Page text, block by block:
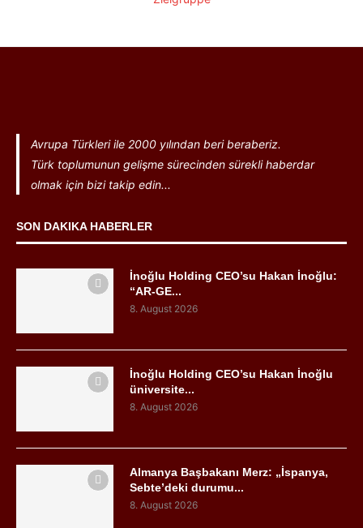
Avrupa Türkleri ile 2000 yılından beri beraberiz.
Türk toplumunun gelişme sürecinden sürekli haberdar
olmak için bizi takip edin...
SON DAKIKA HABERLER
İnoğlu Holding CEO’su Hakan İnoğlu:
“AR-GE...
8. August 2026
İnoğlu Holding CEO’su Hakan İnoğlu
üniversite...
8. August 2026
Almanya Başbakanı Merz: „İspanya,
Sebte’deki durumu...
8. August 2026